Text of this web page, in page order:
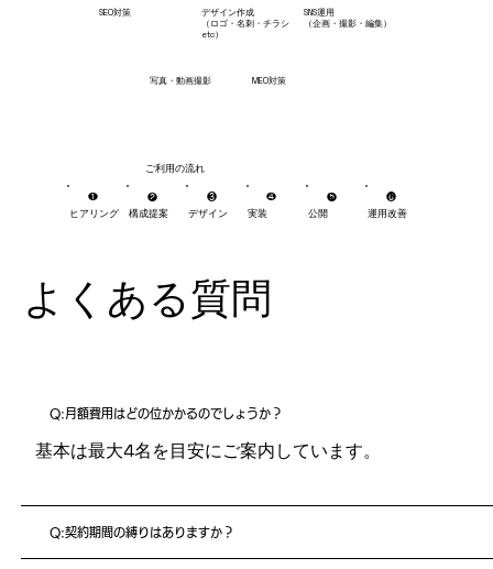
SEO対策
デザイン作成
​（ロゴ・名刺・チラシ
etc）
SNS運用
​（企画・撮影・編集）
写真・動画撮影 MEO対策
ご利用の流れ
❶
ヒアリング
​❷
構成提案
❸
デザイン
❹
実装
​❺
公開
❻
運用改善
よくある質問
Q:月額費用はどの位かかるのでしょうか？
基本は最大4名を目安にご案内しています。
Q:契約期間の縛りはありますか？